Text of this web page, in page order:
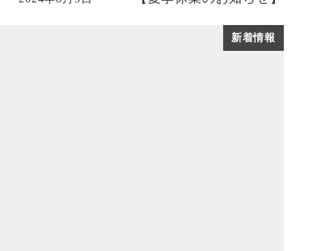
投稿日
新着情報